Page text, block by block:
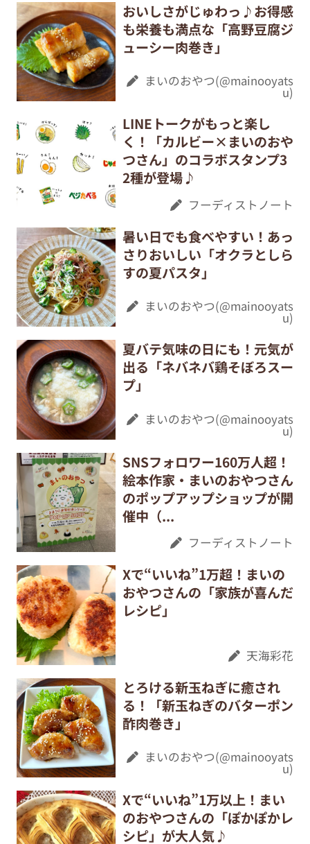
おいしさがじゅわっ♪お得感
も栄養も満点な「高野豆腐ジ
ューシー肉巻き」
まいのおやつ(@mainooyats
u)
LINEトークがもっと楽し
く！「カルビー×まいのおや
つさん」のコラボスタンプ3
2種が登場♪
フーディストノート
暑い日でも食べやすい！あっ
さりおいしい「オクラとしら
すの夏パスタ」
まいのおやつ(@mainooyats
u)
夏バテ気味の日にも！元気が
出る「ネバネバ鶏そぼろスー
プ」
まいのおやつ(@mainooyats
u)
SNSフォロワー160万人超！
絵本作家・まいのおやつさん
のポップアップショップが開
催中（...
フーディストノート
Xで“いいね”1万超！まいの
おやつさんの「家族が喜んだ
レシピ」
天海彩花
とろける新玉ねぎに癒され
る！「新玉ねぎのバターポン
酢肉巻き」
まいのおやつ(@mainooyats
u)
Xで“いいね”1万以上！まい
のおやつさんの「ぽかぽかレ
シピ」が大人気♪